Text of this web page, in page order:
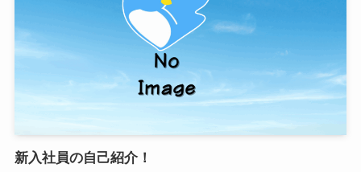
新入社員の自己紹介！